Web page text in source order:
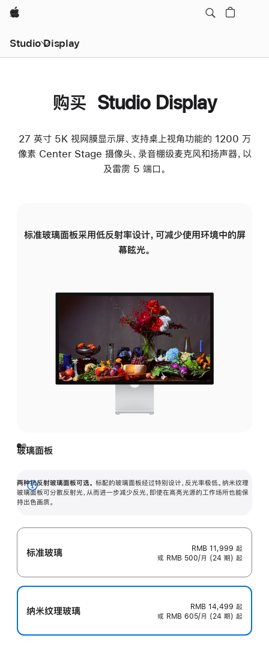
Apple
Studio Display
购买 Studio Display
27 英寸 5K 视网膜显示屏、支持桌上视角功能的 1200 万
像素 Center Stage 摄像头、录音棚级麦克风和扬声器，以
及雷雳 5 端口。
标准玻璃面板采用低反射率设计，可减少使用环境中的屏
幕眩光。
玻璃面板
两种抗反射玻璃面板可选。 标配的玻璃面板经过特别设计，反光率极低。纳米纹理
玻璃面板可分散反射光，从而进一步减少反光，即使在高亮光源的工作场所也能保
持出色画质。
展
开
标准玻璃 RMB 11,999 起
或 RMB 500/月 (24 期) 起
纳米纹理玻璃 RMB 14,499 起
或 RMB 605/月 (24 期) 起